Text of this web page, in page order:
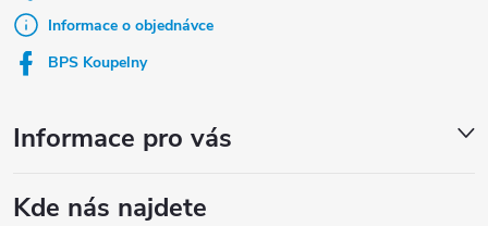
Informace o objednávce
BPS Koupelny
Informace pro vás
Kde nás najdete